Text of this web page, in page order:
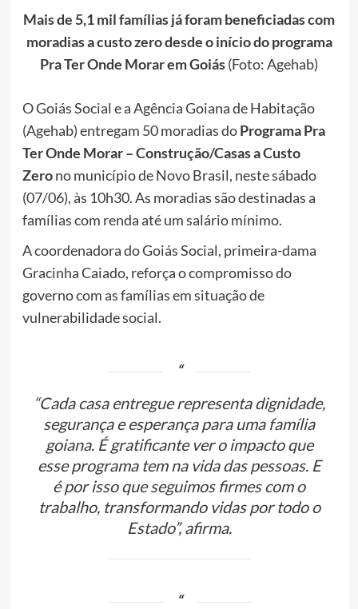
Mais de 5,1 mil famílias já foram beneficiadas com
moradias a custo zero desde o início do programa
Pra Ter Onde Morar em Goiás(Foto: Agehab)
O Goiás Social e a Agência Goiana de Habitação
(Agehab) entregam 50 moradias doPrograma Pra
Ter Onde Morar – Construção/Casas a Custo
Zerono município de Novo Brasil, neste sábado
(07/06), às 10h30. As moradias são destinadas a
famílias com renda até um salário mínimo.
A coordenadora do Goiás Social, primeira-dama
Gracinha Caiado, reforça o compromisso do
governo com as famílias em situação de
vulnerabilidade social.
“Cada casa entregue representa dignidade,
segurança e esperança para uma família
goiana. É gratificante ver o impacto que
esse programa tem na vida das pessoas. E
é por isso que seguimos firmes com o
trabalho, transformando vidas por todo o
Estado”, afirma.